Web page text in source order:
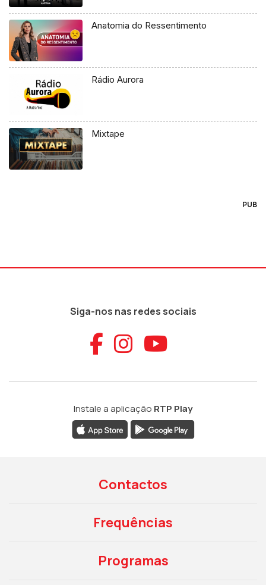
Anatomia do Ressentimento
Rádio Aurora
Mixtape
PUB
Siga-nos nas redes sociais
Aceder ao
Aceder ao
Aceder
Instale a aplicação RTP Play
Contactos
Frequências
Programas